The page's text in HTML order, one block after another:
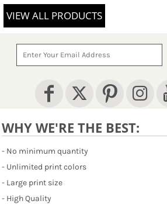
VIEW ALL PRODUCTS
WHY WE'RE THE BEST:
- No minimum quantity
- Unlimited print colors
- Large print size
- High Quality